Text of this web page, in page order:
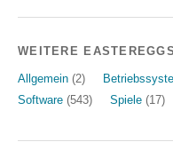
WEITERE
Allgemein (2)
Software (543) Spiele (17)